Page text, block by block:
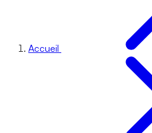
Accueil